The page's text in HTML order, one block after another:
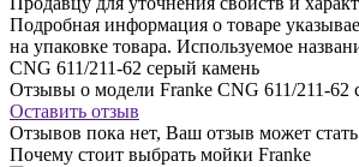
Подробная информация о товаре
на упаковке товара. Используемое
CNG 611/211-62 серый камень
Отзывы о модели Franke CNG 611/211-62
Оставить отзыв
Отзывов пока нет, Ваш отзыв может
Почему стоит выбрать мойки Franke